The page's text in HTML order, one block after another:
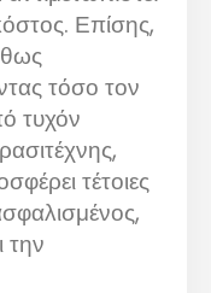
Επίσης,
τόσο τον
τυχόν
τέτοιες
την